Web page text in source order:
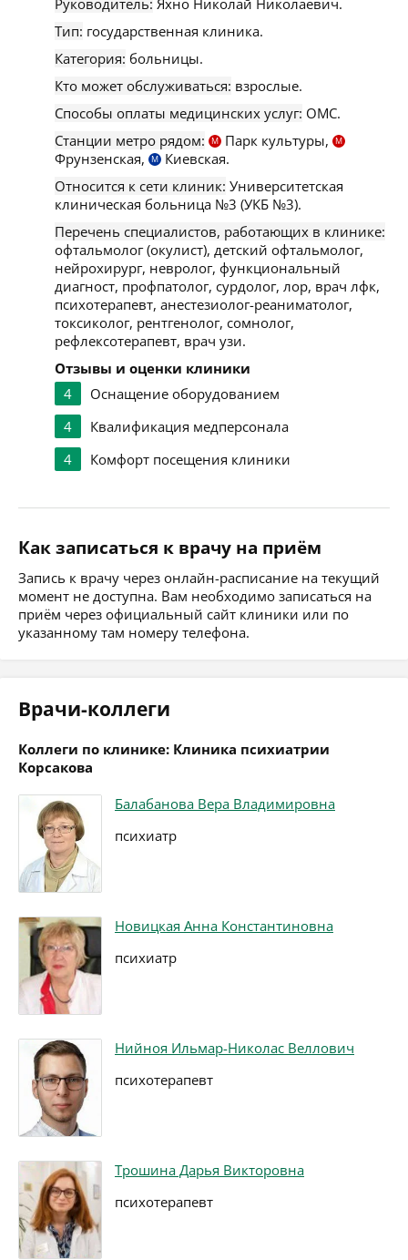
Руководитель: Яхно Николай Николаевич.
Тип: государственная клиника.
Категория: больницы.
Кто может обслуживаться: взрослые.
Способы оплаты медицинских услуг: ОМС.
Станции метро рядом:
М Парк культуры, М
Фрунзенская, М
Киевская.
Относится к сети клиник: Университетская
клиническая больница №3 (УКБ №3).
Перечень специалистов, работающих в клинике:
офтальмолог (окулист), детский офтальмолог,
нейрохирург, невролог, функциональный
диагност, профпатолог, сурдолог, лор, врач лфк,
психотерапевт, анестезиолог-реаниматолог,
токсиколог, рентгенолог, сомнолог,
рефлексотерапевт, врач узи.
Отзывы и оценки клиники
4
Оснащение оборудованием
4
Квалификация медперсонала
4
Комфорт посещения клиники
Как записаться к врачу на приём
Запись к врачу через онлайн-расписание на текущий
момент не доступна. Вам необходимо записаться на
приём через официальный сайт клиники или по
указанному там номеру телефона.
Врачи-коллеги
Коллеги по клинике: Клиника психиатрии
Корсакова
Балабанова Вера Владимировна
психиатр
Новицкая Анна Константиновна
психиатр
Нийноя Ильмар-Николас Веллович
психотерапевт
Трошина Дарья Викторовна
психотерапевт